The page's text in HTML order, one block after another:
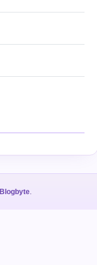
Blogbyte.